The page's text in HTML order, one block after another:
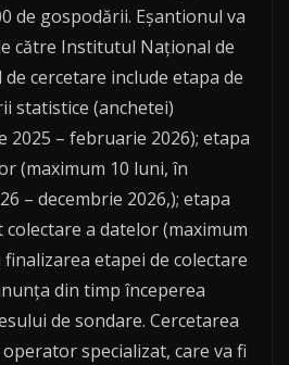
de gospodării. Eșantionul va
către Institutul Național de
cercetare include etapa de
statistice (anchetei)
2025 – februarie 2026); etapa
(maximum 10 luni, în
– decembrie 2026,); etapa
a datelor (maximum
finalizarea etapei de colectare
din timp începerea
de sondare. Cercetarea
specializat, care va fi